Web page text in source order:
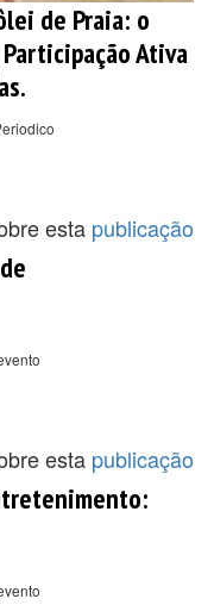
de Praia: o
Ativa
esta publicação
esta publicação